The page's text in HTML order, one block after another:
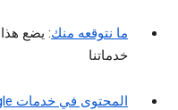
ما نتوقعه منك: يضع
خدماتنا
المحتوى في خدمات Google